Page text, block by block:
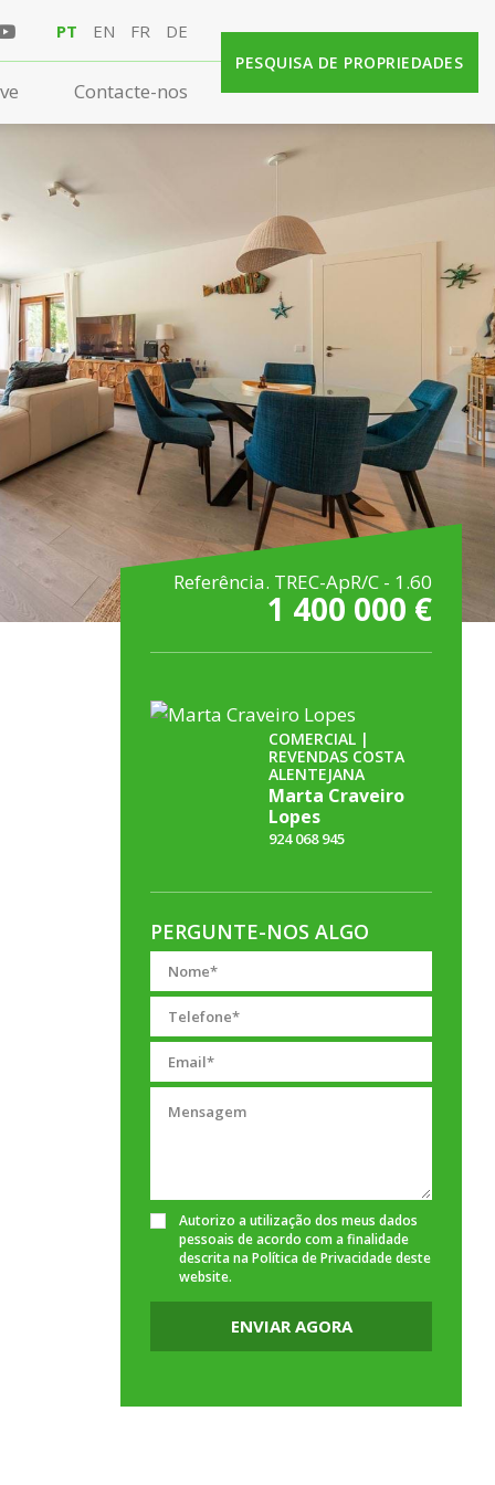
PT EN FR DE
Contacte-nos
PESQUISA DE PROPRIEDADES
Referência. TREC-ApR/C - 1.60
1 400 000 €
COMERCIAL |
REVENDAS COSTA
ALENTEJANA
Marta Craveiro
Lopes
924 068 945
PERGUNTE-NOS ALGO
Autorizo a utilização dos meus dados
pessoais de acordo com a finalidade
descrita na Política de Privacidadedeste
website.
ENVIAR AGORA